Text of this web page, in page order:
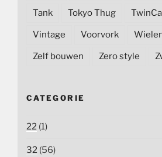
Tank Tokyo Thug
Vintage Voorvork
Zelf bouwen Zero style
CATEGORIE
22 (1)
32 (56)